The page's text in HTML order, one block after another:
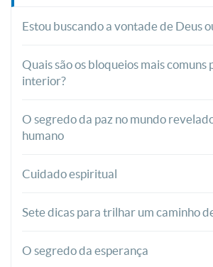
Estou buscando a vontade de Deus
Quais são os bloqueios mais comuns
interior?
O segredo da paz no mundo
humano
Cuidado espiritual
Sete dicas para trilhar um caminho
O segredo da esperança